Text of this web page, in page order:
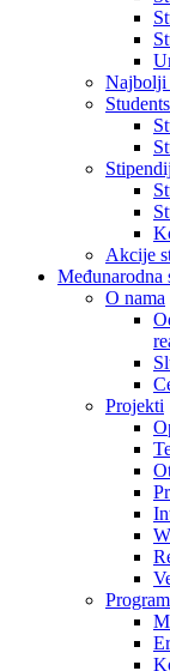
Najbolji
Akcije
Međunarodna
O nama
Projekti